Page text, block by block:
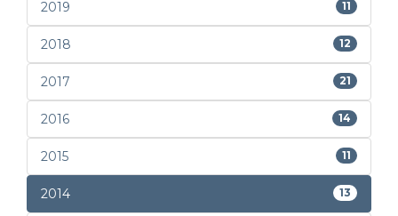
2019 11
2018 12
2017 21
2016 14
2015 11
2014 13